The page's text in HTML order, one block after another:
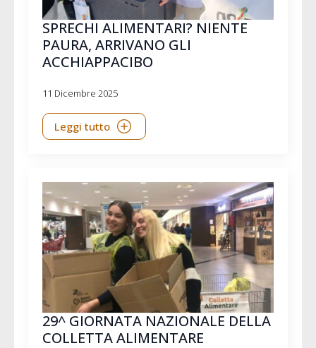
SPRECHI ALIMENTARI? NIENTE
PAURA, ARRIVANO GLI
ACCHIAPPACIBO
11 Dicembre 2025
Leggi tutto
29^ GIORNATA NAZIONALE DELLA
COLLETTA ALIMENTARE